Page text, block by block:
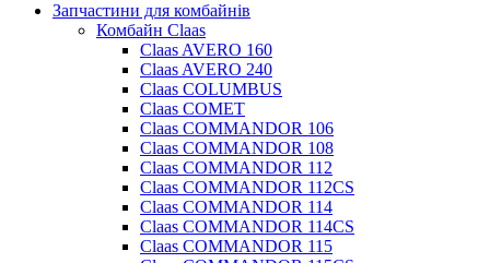
Запчастини для комбайнів
Комбайн Claas
Claas AVERO 160
Claas AVERO 240
Claas COLUMBUS
Claas COMET
Claas COMMANDOR 106
Claas COMMANDOR 108
Claas COMMANDOR 112
Claas COMMANDOR 112CS
Claas COMMANDOR 114
Claas COMMANDOR 114CS
Claas COMMANDOR 115